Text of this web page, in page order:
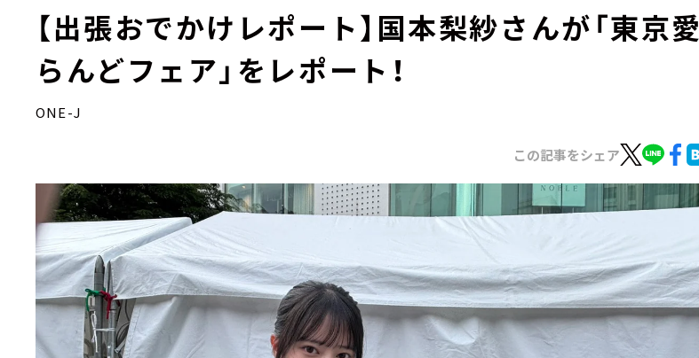
【出張おでかけレポート】国本梨紗さんが「東京愛
らんどフェア」をレポート！
ONE-J
この記事をシェア